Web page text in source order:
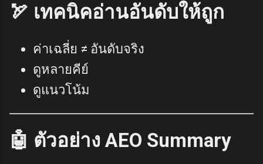
🏹 เทคนิคอ่านอันดับให้ถูก
ค่าเฉลี่ย ≠ อันดับจริง
ดูหลายคีย์
ดูแนวโน้ม
🤖 ตัวอย่าง AEO Summary